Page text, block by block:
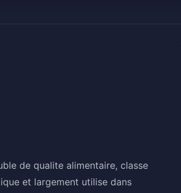
de qualite alimentaire, classe
et largement utilise dans